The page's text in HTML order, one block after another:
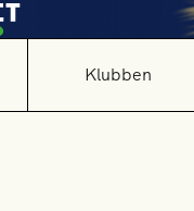
Klubben